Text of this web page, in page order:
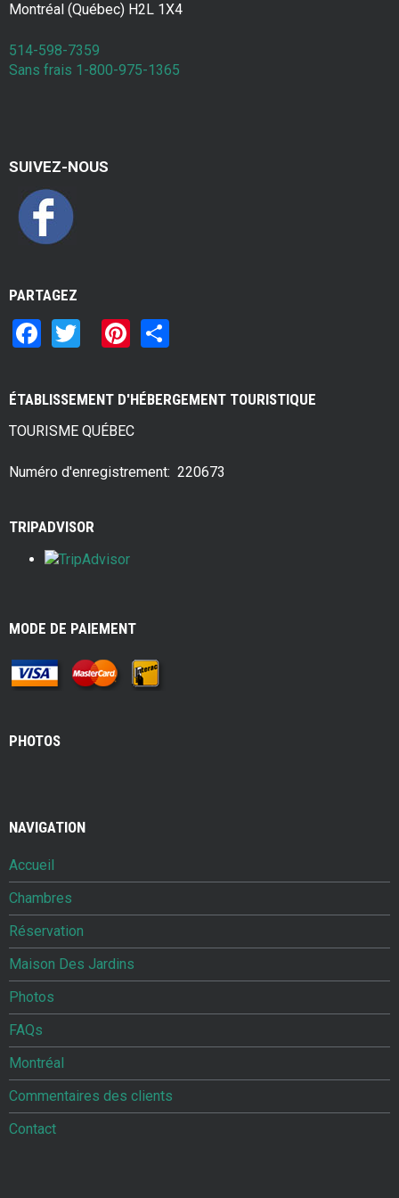
Montréal (Québec) H2L 1X4
514-598-7359
Sans frais 1-800-975-1365
SUIVEZ-NOUS
PARTAGEZ
F
ce
b
o
o
tt
er
Pi
er
es
t
ar
ÉTABLISSEMENT D'HÉBERGEMENT TOURISTIQUE
TOURISME QUÉBEC
Numéro d'enregistrement: 220673
TRIPADVISOR
MODE DE PAIEMENT
PHOTOS
NAVIGATION
Accueil
Chambres
Réservation
Maison Des Jardins
Photos
FAQs
Montréal
Commentaires des clients
Contact